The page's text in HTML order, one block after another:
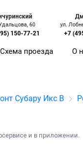
60
150-77-21
ул.
+7
Схема проезда О
Субару Икс В
и в приложении.